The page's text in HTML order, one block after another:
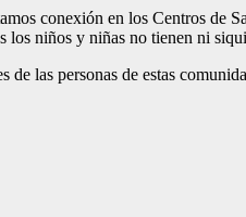
conexión en los Centros de
los niños y niñas no tienen ni
las personas de estas